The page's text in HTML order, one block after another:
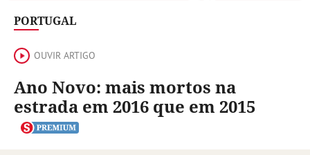
PORTUGAL
OUVIR ARTIGO
Ano Novo: mais mortos na
estrada em 2016 que em 2015